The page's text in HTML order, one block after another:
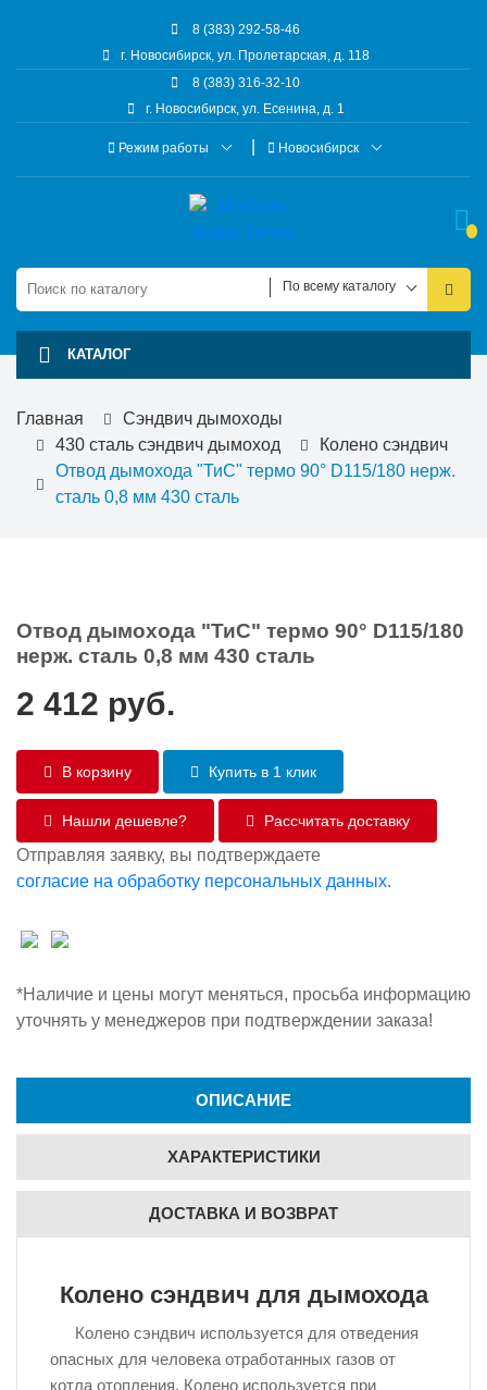
8 (383) 292-58-46
г. Новосибирск, ул. Пролетарская, д. 118
8 (383) 316-32-10
г. Новосибирск, ул. Есенина, д. 1
Режим работы Новосибирск
По всему каталогу
КАТАЛОГ
Главная
Сэндвич дымоходы
430 сталь сэндвич дымоход
Колено сэндвич
Отвод дымохода "ТиС" термо 90° D115/180 нерж.
сталь 0,8 мм 430 сталь
Отвод дымохода "ТиС" термо 90° D115/180
нерж. сталь 0,8 мм 430 сталь
2 412 руб.
В корзину Купить в 1 клик
Нашли дешевле? Рассчитать доставку
Отправляя заявку, вы подтверждаете
согласие на обработку персональных данных.
*Наличие и цены могут меняться, просьба информацию
уточнять у менеджеров при подтверждении заказа!
ОПИСАНИЕ
ХАРАКТЕРИСТИКИ
ДОСТАВКА И ВОЗВРАТ
Колено сэндвич для дымохода
Колено сэндвич используется для отведения
опасных для человека отработанных газов от
котла отопления. Колено используется при